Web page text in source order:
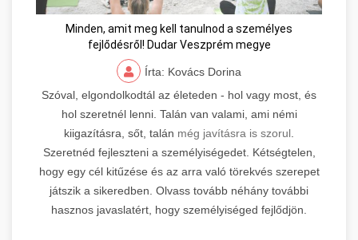
Minden, amit meg kell tanulnod a személyes
fejlődésről! Dudar Veszprém megye
Írta: Kovács Dorina
Szóval, elgondolkodtál az életeden - hol vagy most, és
hol szeretnél lenni. Talán van valami, ami némi
kiigazításra, sőt, talán még javításra is szorul
Szeretnéd fejleszteni a személyiségedet. Kétségtelen,
hogy egy cél kitűzése és az arra való törekvés szerepet
játszik a sikeredben. Olvass tovább néhány további
hasznos javaslatért, hogy személyiséged fejlődjön.